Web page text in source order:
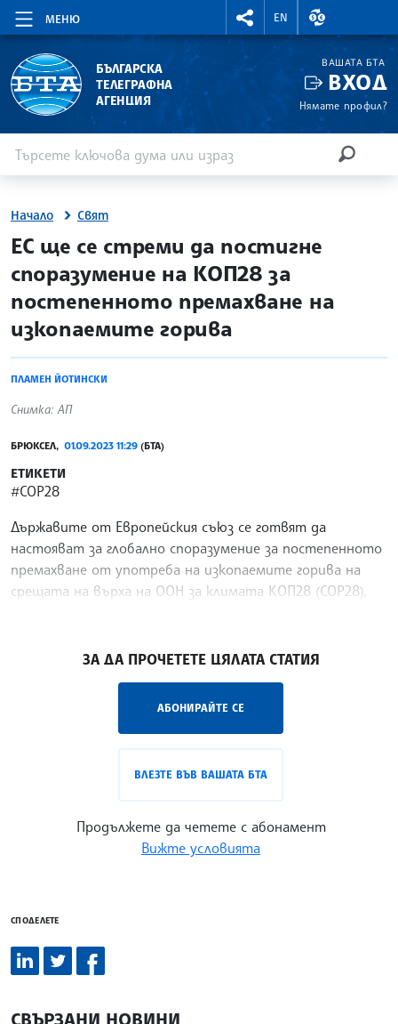
МЕНЮ
RIGHTMENU.SOCIAL
EN
ВАЛУТНИ
БЪЛГАРСКА
ТЕЛЕГРАФНА
АГЕНЦИЯ
ВАШАТА БТА
ВХОД
Нямате профил?
Начало Свят
site.bta
ЕС ще се стреми да постигне
споразумение на КОП28 за
постепенното премахване на
изкопаемите горива
ПЛАМЕН ЙОТИНСКИ
Снимка: АП
БРЮКСЕЛ, 01.09.2023 11:29 (БТА)
ЕТИКЕТИ
#СОР28
Държавите от Европейския съюз се готвят да
настояват за глобално споразумение за постепенното
премахване от употреба на изкопаемите горива на
срещата на върха на ООН за климата КОП28 (COP28),
ЗА ДА ПРОЧЕТЕТЕ ЦЯЛАТА СТАТИЯ
АБОНИРАЙТЕ СЕ
ВЛЕЗТЕ ВЪВ ВАШАТА БТА
Продължете да четете с абонамент
Вижте условията
СПОДЕЛЕТЕ
СВЪРЗАНИ НОВИНИ